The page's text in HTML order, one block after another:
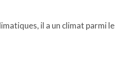
il a un climat parmi